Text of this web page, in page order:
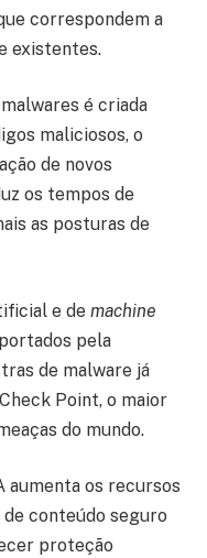
correspondem a
existentes.
é criada
maliciosos, o
de novos
os tempos de
as posturas de
e de machine
pela
de malware já
Point, o maior
do mundo.
aumenta os recursos
conteúdo seguro
proteção